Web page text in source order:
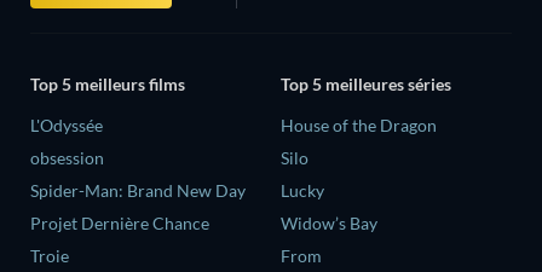
Top 5 meilleurs films
L'Odyssée
obsession
Spider-Man: Brand New Day
Projet Dernière Chance
Troie
Top 5 meilleures séries
House of the Dragon
Silo
Lucky
Widow’s Bay
From